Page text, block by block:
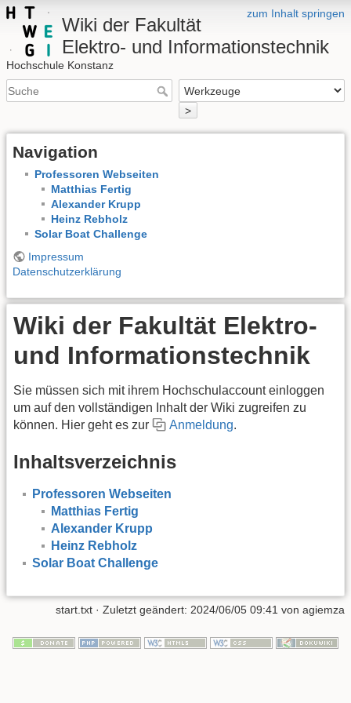
zum Inhalt springen
Wiki der Fakultät
Elektro- und Informationstechnik
Hochschule Konstanz
>
Navigation
Professoren Webseiten
Matthias Fertig
Alexander Krupp
Heinz Rebholz
Solar Boat Challenge
Impressum
Datenschutzerklärung
Wiki der Fakultät Elektro-
und Informationstechnik
Sie müssen sich mit ihrem Hochschulaccount einloggen
um auf den vollständigen Inhalt der Wiki zugreifen zu
können. Hier geht es zur
Anmeldung.
Inhaltsverzeichnis
Professoren Webseiten
Matthias Fertig
Alexander Krupp
Heinz Rebholz
Solar Boat Challenge
start.txt · Zuletzt geändert: 2024/06/05 09:41 von agiemza